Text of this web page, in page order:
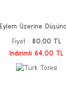
Eylem Üzerine
Fiyat : 80,00 TL
İndirimli 64,00 TL